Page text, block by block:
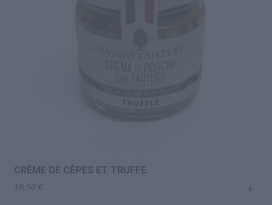
CRÈME DE CÈPES ET TRUFFE
18,50 € +